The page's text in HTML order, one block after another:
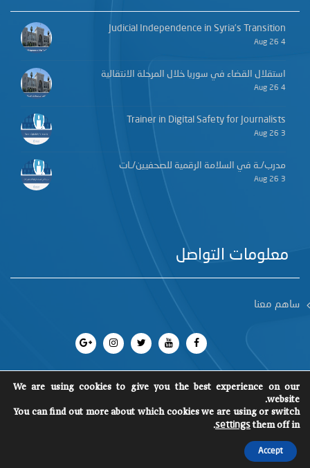
Judicial Independence in Syria’s Transition
4 Aug 26
استقلال القضاء في سوريا خلال المرحلة الانتقالية
4 Aug 26
Trainer in Digital Safety for Journalists
3 Aug 26
مدرب/ـة في السلامة الرقمية للصحفيين/ـات
3 Aug 26
معلومات التواصل
ساهم معنا
جميع الحقوق محفوظة 2018 SCM
©
We are using cookies to give you the best experience on our
website.
You can find out more about which cookies we are using or switch
them off in
settings
.
Accept